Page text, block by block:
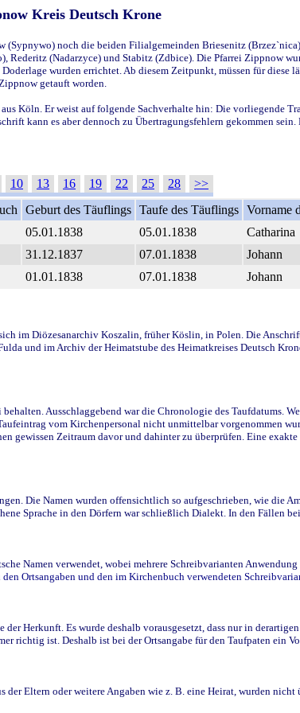
Kreis Deutsch Krone
noch die beiden Filialgemeinden Briesenitz
Rederitz (Nadarzyce) und Stabitz (Zdbice). Die Pfarrei Zippnow
wurden errichtet. Ab diesem Zeitpunkt, müssen für diese
getauft worden.
aus Köln. Er weist auf folgende Sachverhalte hin: Die vorliegende
kann es aber dennoch zu Übertragungsfehlern gekommen
10 13 16 19 22 25 28
>>
Geburt des Täuflings Taufe des Täuflings Vorname
05.01.1838 05.01.1838 Catharina
31.12.1837 07.01.1838 Johann
01.01.1838 07.01.1838 Johann
im Diözesanarchiv Koszalin, früher Köslin, in Polen. Die
und im Archiv der Heimatstube des Heimatkreises Deutsch
Ausschlaggebend war die Chronologie des Taufdatums.
vom Kirchenpersonal nicht unmittelbar vorgenommen
gewissen Zeitraum davor und dahinter zu überprüfen. Eine
Die Namen wurden offensichtlich so aufgeschrieben, wie die
Sprache in den Dörfern war schließlich Dialekt. In den Fällen
Namen verwendet, wobei mehrere Schreibvarianten
Ortsangaben und den im Kirchenbuch verwendeten
Herkunft. Es wurde deshalb vorausgesetzt, dass nur in
richtig ist. Deshalb ist bei der Ortsangabe für den Taufpaten ein
Eltern oder weitere Angaben wie z. B. eine Heirat, wurden nicht